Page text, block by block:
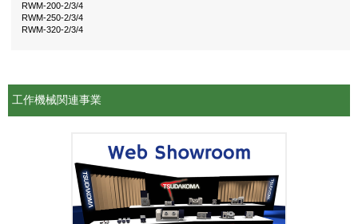
RWM-200-2/3/4
RWM-250-2/3/4
RWM-320-2/3/4
工作機械関連事業